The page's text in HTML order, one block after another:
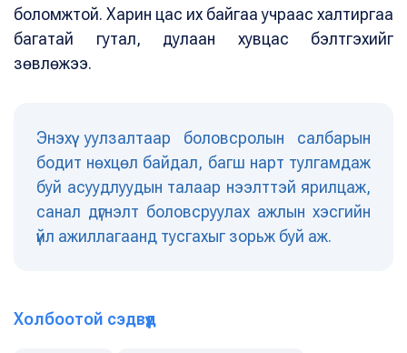
боломжтой. Харин цас их байгаа учраас халтиргаа
багатай гутал, дулаан хувцас бэлтгэхийг
зөвлөжээ.
Энэхүү уулзалтаар боловсролын салбарын
бодит нөхцөл байдал, багш нарт тулгамдаж
буй асуудлуудын талаар нээлттэй ярилцаж,
санал дүгнэлт боловсруулах ажлын хэсгийн
үйл ажиллагаанд тусгахыг зорьж буй аж.
Холбоотой сэдвүүд